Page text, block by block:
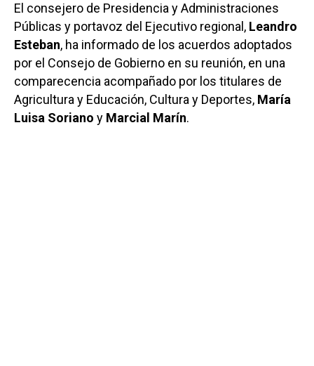
El consejero de Presidencia y Administraciones
Públicas y portavoz del Ejecutivo regional, Leandro
Esteban, ha informado de los acuerdos adoptados
por el Consejo de Gobierno en su reunión, en una
comparecencia acompañado por los titulares de
Agricultura y Educación, Cultura y Deportes, María
Luisa Soriano y Marcial Marín.